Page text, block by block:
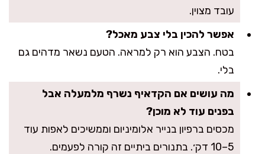
עובד מצוין.
אפשר להכין בלי צבע מאכל?
בטח. הצבע הוא רק למראה. הטעם נשאר מדהים גם
בלי.
מה עושים אם הקדאיף נשרף מלמעלה אבל
בפנים עוד לא מוכן?
מכסים ברפיון בנייר אלומיניום וממשיכים לאפות עוד
5–10 דק׳. בתנורים ביתיים זה קורה לפעמים.